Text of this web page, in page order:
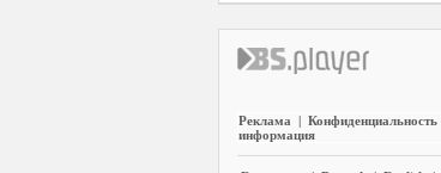
Реклама | Конфиденциальность
информация